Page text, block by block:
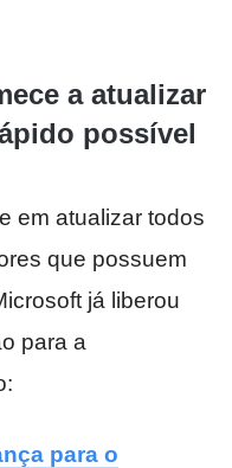
a atualizar
possível
em atualizar todos
que possuem
já liberou
para a
para o